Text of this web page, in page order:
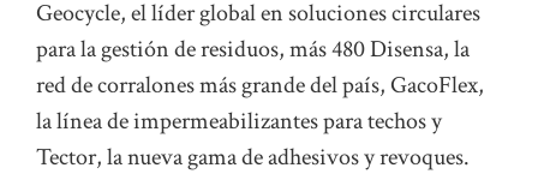
Geocycle, el líder global en soluciones circulares
para la gestión de residuos, más 480 Disensa, la
red de corralones más grande del país, GacoFlex,
la línea de impermeabilizantes para techos y
Tector, la nueva gama de adhesivos y revoques.